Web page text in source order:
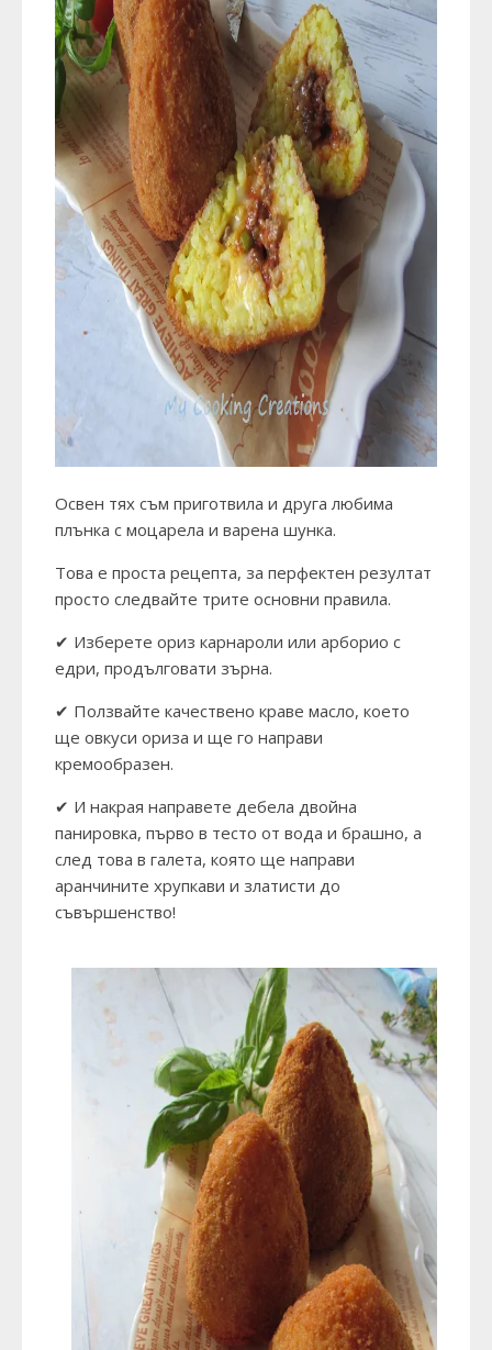
Освен тях съм приготвила и друга любима
плънка с моцарела и варена шунка.
Това е проста рецепта, за перфектен резултат
просто следвайте трите основни правила.
✔ Изберете ориз карнароли или арборио с
едри, продълговати зърна.
✔ Ползвайте качествено краве масло, което
ще овкуси ориза и ще го направи
кремообразен.
✔ И накрая направете дебела двойна
панировка, първо в тесто от вода и брашно, а
след това в галета, която ще направи
аранчините хрупкави и златисти до
съвършенство!